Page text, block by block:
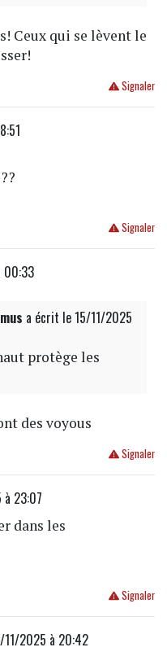
Ceux qui se lèvent le
Signaler
Signaler
00:33
a écrit le 15/11/2025
protège les
des voyous
Signaler
23:07
dans les
Signaler
11/2025 à 20:42